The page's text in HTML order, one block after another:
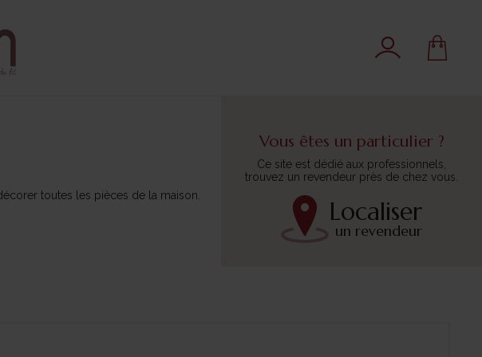
Vous êtes un particulier ?
Ce site est dédié aux professionnels,
trouvez un revendeur près de chez vous.
Localiser
un revendeur
toutes les pièces de la maison.